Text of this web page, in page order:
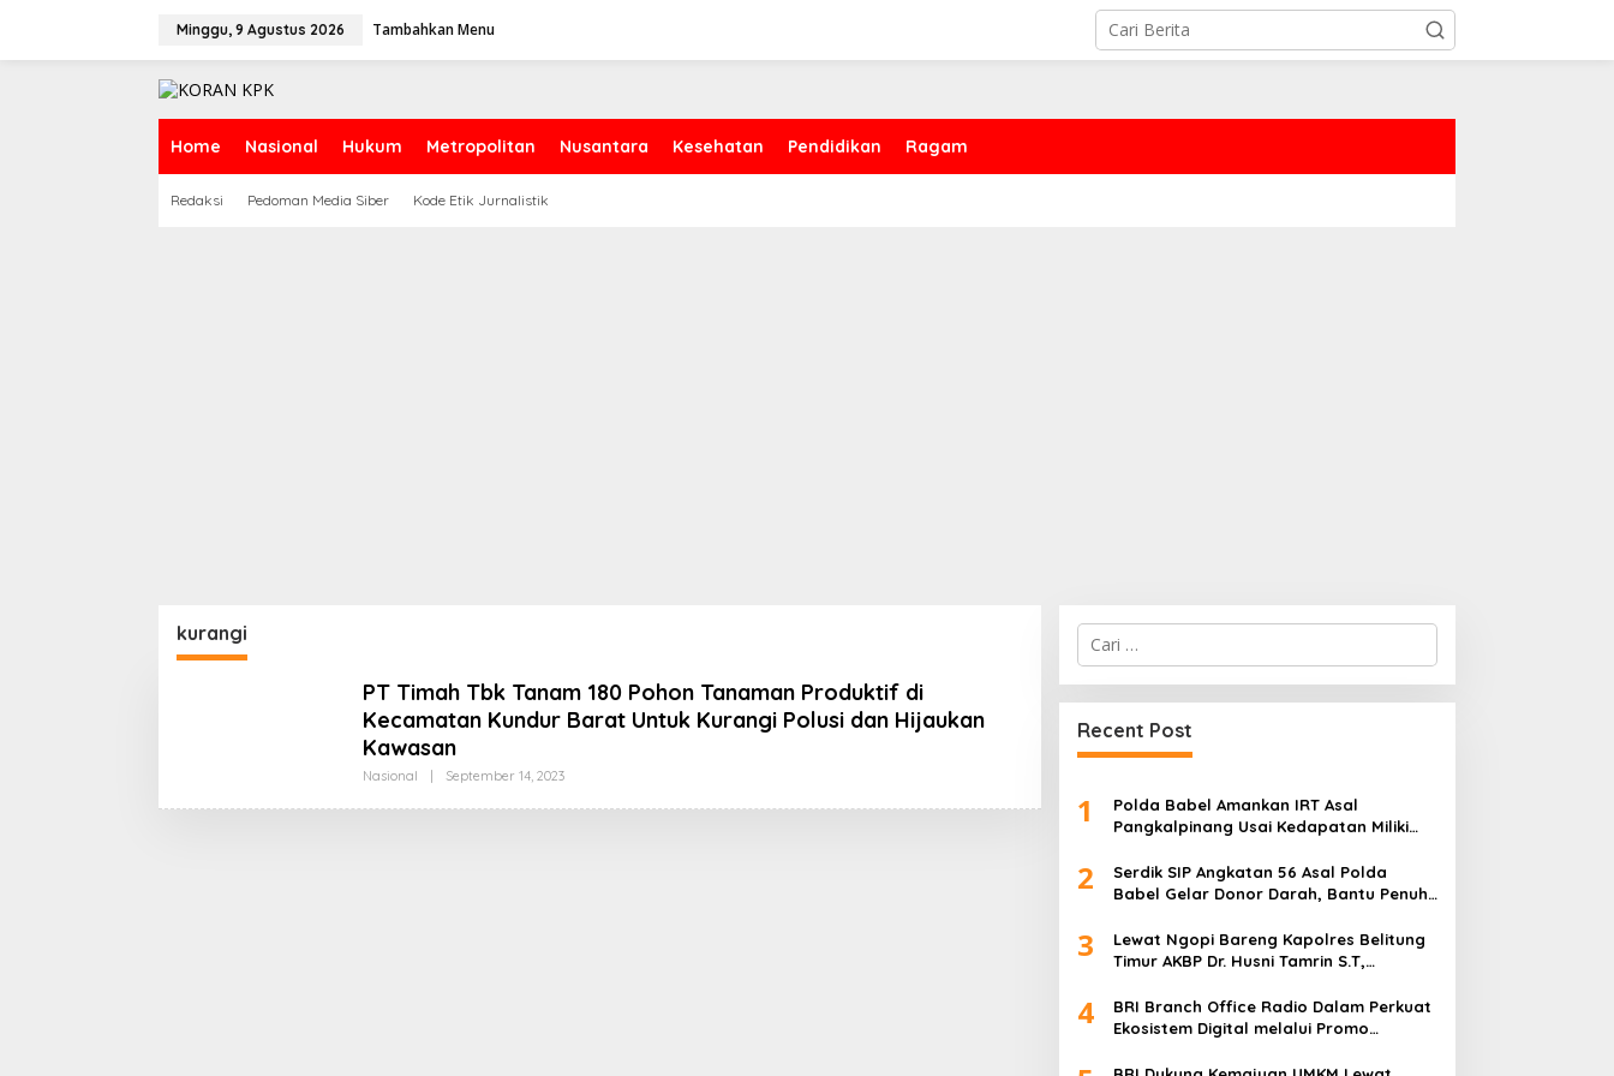
Minggu, 9 Agustus 2026 Tambahkan Menu
Home Nasional Hukum Metropolitan Nusantara Kesehatan Pendidikan Ragam
Redaksi Pedoman Media Siber Kode Etik Jurnalistik
kurangi
PT Timah Tbk Tanam 180 Pohon Tanaman Produktif di
Kecamatan Kundur Barat Untuk Kurangi Polusi dan Hijaukan
Kawasan
Nasional September 14, 2023Oleh
KPK
Cari
untuk:
Recent Post
1
Polda Babel Amankan IRT Asal
Pangkalpinang Usai Kedapatan Miliki
2
Serdik SIP Angkatan 56 Asal Polda
Babel Gelar Donor Darah, Bantu Penuhi
3
Lewat Ngopi Bareng Kapolres Belitung
Timur AKBP Dr. Husni Tamrin S.T,
Awak Media
4
BRI Branch Office Radio Dalam Perkuat
Ekosistem Digital melalui Promo